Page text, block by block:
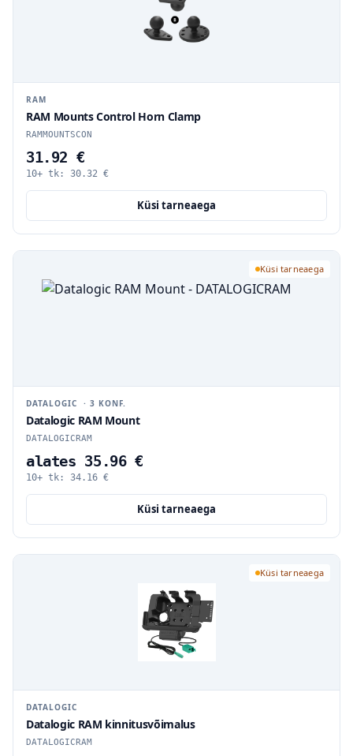
RAM
RAM Mounts Control Horn Clamp
RAMMOUNTSCON
31.92 €
10+ tk: 30.32 €
Küsi tarneaega
Küsi tarneaega
DATALOGIC · 3 KONF.
Datalogic RAM Mount
DATALOGICRAM
alates 35.96 €
10+ tk: 34.16 €
Küsi tarneaega
Küsi tarneaega
DATALOGIC
Datalogic RAM kinnitusvõimalus
DATALOGICRAM